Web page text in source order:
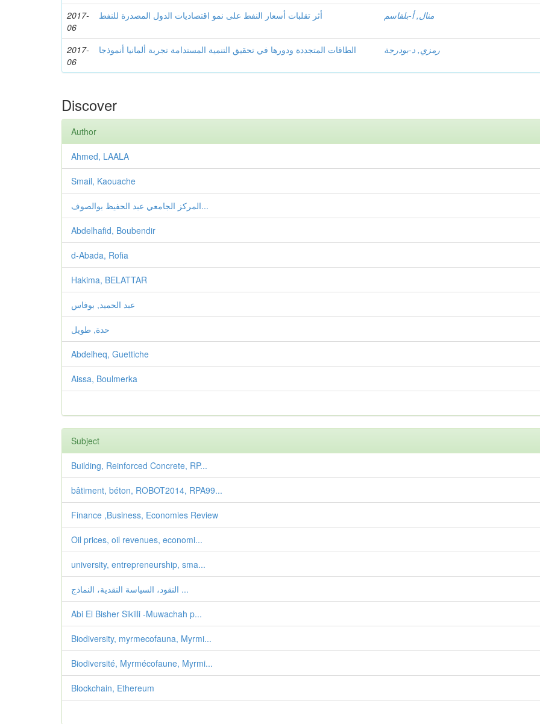
2017-
06
أثر تقلبات أسعار النفط على نمو اقتصادیات الدول المصدرة للنفط منال, أ-بلقاسم
2017-
06
الطاقات المتجددة ودورها في تحقیق التنمیة المستدامة تجربة ألمانیا أنموذجا رمزي, د-بودرجة
Discover
Author
Ahmed, LAALA
Smail, Kaouache
المركز الجامعي عبد الحفيظ بوالصوف...
Abdelhafid, Boubendir
d-Abada, Rofia
Hakima, BELATTAR
عبد الحميد, بوفاس
حدة, طويل
Abdelheq, Guettiche
Aissa, Boulmerka
Subject
Building, Reinforced Concrete, RP...
bâtiment, béton, ROBOT2014, RPA99...
Finance ,Business, Economies Review
Oil prices, oil revenues, economi...
university, entrepreneurship, sma...
النقود، السیاسة النقدیة، النماذج ...
Abi El Bisher Sikilli -Muwachah p...
Biodiversity, myrmecofauna, Myrmi...
Biodiversité, Myrmécofaune, Myrmi...
Blockchain, Ethereum